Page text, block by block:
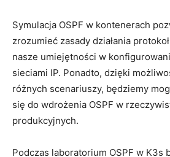
Symulacja OSPF w kontenerach
zrozumieć ‌zasady działania⁢
nasze ‍umiejętności w
sieciami IP. Ponadto, dzięki‍
różnych scenariuszy, będziemy
się do wdrożenia OSPF w
produkcyjnych.
Podczas laboratorium OSPF w​ K3s